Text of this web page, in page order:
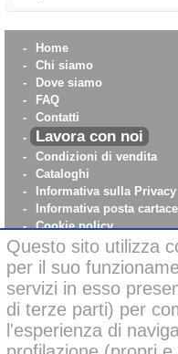
-
Home
-
Chi siamo
-
Dove siamo
-
FAQ
-
Contatti
-
Lavora con noi
-
Condizioni di vendita
-
Cataloghi
-
Informativa sulla Privacy
-
Informativa posta
- Cookie policy
- WhistleBlowing
Parità di Genere
Pagamenti sicuri con carta di
Questo sito utilizza
per il suo
servizi in esso
di terze parti) per
l'esperienza di